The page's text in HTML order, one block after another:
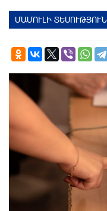
ՄԱՄՈՒԼԻ ՏԵՍՈՒԹՅՈՒՆ